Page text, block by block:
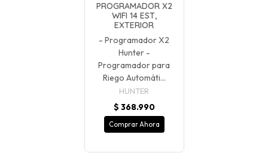
PROGRAMADOR X2
WIFI 14 EST,
EXTERIOR
- Programador X2
Hunter -
Programador para
Riego Automáti...
HUNTER
$ 368.990
Comprar Ahora